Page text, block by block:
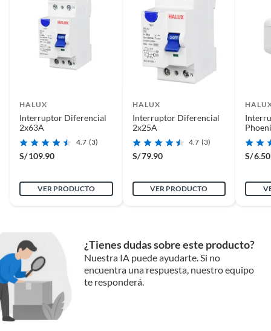
Interruptores
Diseñados con tecnología avanzada y materiales de alta
calidad, estos interruptores ofrecen una operación suave
y precisa, brindando comodidad y seguridad a los
HALUX
Interruptor Diferencial
2x63A
4.7 (3)
S/109.90
VER PRODUCTO
HALUX
Interruptor Diferencial
2x25A
4.7 (3)
S/79.90
VER PRODUCTO
S/6.50
¿Tienes dudas sobre este producto?
Nuestra IA puede ayudarte. Si no
encuentra una respuesta, nuestro equipo
te responderá.